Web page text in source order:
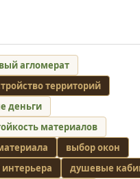
агломерат
территорий
деньги
материалов
выбор окон
душевые